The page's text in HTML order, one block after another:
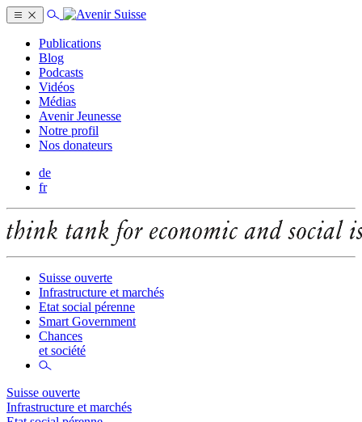
Publications
Blog
Podcasts
Vidéos
Médias
Avenir Jeunesse
Notre profil
Nos donateurs
de
fr
Suisse ouverte
Infrastructure et marchés
Etat social pérenne
Smart Government
Chances
et société
Suisse ouverte
Infrastructure et marchés